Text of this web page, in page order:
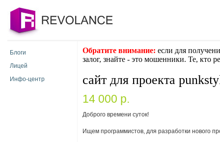
Блоги
Лицей
Инфо-центр
Обратите внимание: если для
залог, знайте - это мошенники. Те, кто
сайт для проекта
14 000 p.
Доброго времени суток!
Ищем программистов, для разработки нового